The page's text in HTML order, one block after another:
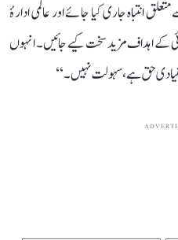
انتباہ جاری کیا جائے اور عالمی ادارۂ
اہداف مزید سخت کیے جائیں۔ انہوں
بنیادی حق ہے، سہولت نہیں۔‘‘